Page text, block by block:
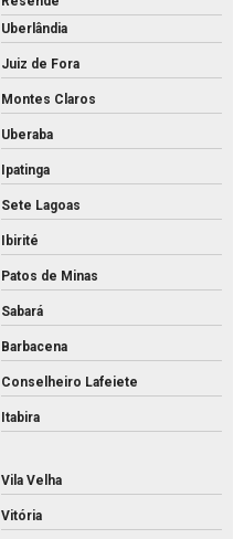
Uberlândia
Juiz de Fora
Montes Claros
Uberaba
Ipatinga
Sete Lagoas
Ibirité
Patos de Minas
Sabará
Barbacena
Conselheiro Lafeiete
Itabira
Vila Velha
Vitória